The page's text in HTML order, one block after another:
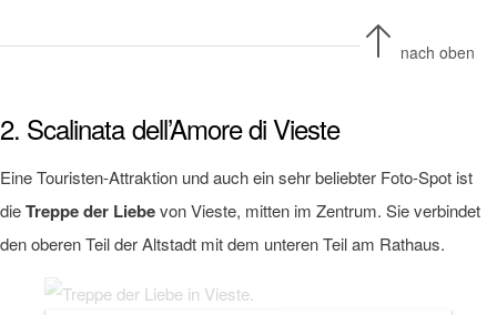
nach oben
2. Scalinata dell’Amore di Vieste
Eine Touristen-Attraktion und auch ein sehr beliebter Foto-Spot ist
dieTreppe der Liebevon Vieste, mitten im Zentrum. Sie verbindet
den oberen Teil der Altstadt mit dem unteren Teil am Rathaus.